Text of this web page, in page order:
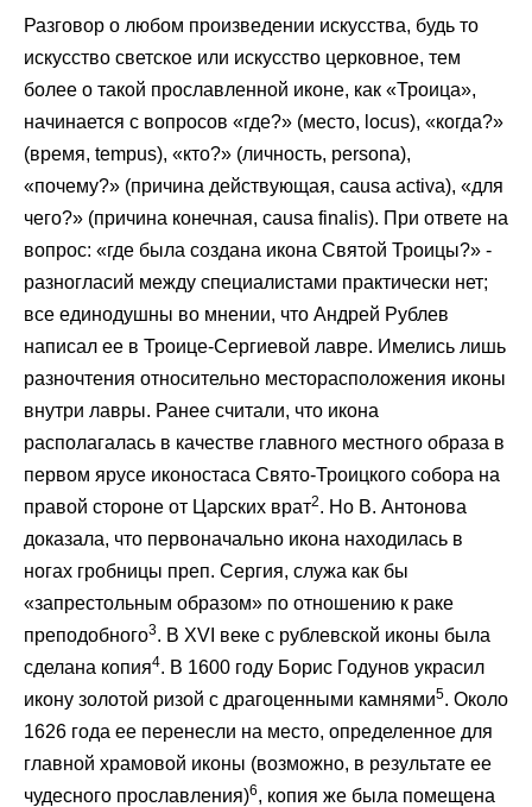
Разговор о любом произведении искусства, будь то
искусство светское или искусство церковное, тем
более о такой прославленной иконе, как «Троица»,
начинается с вопросов «где?» (место, locus), «когда?»
(время, tempus), «кто?» (личность, persona),
«почему?» (причина действующая, causa activa), «для
чего?» (причина конечная, causa finalis). При ответе на
вопрос: «где была создана икона Святой Троицы?» -
разногласий между специалистами практически нет;
все единодушны во мнении, что Андрей Рублев
написал ее в Троице-Сергиевой лавре. Имелись лишь
разночтения относительно месторасположения иконы
внутри лавры. Ранее считали, что икона
располагалась в качестве главного местного образа в
первом ярусе иконостаса Свято-Троицкого собора на
правой стороне от Царских врат2. Но В. Антонова
доказала, что первоначально икона находилась в
ногах гробницы преп. Сергия, служа как бы
«запрестольным образом» по отношению к раке
преподобного3. В XVI веке с рублевской иконы была
сделана копия4. В 1600 году Борис Годунов украсил
икону золотой ризой с драгоценными камнями5. Около
1626 года ее перенесли на место, определенное для
главной храмовой иконы (возможно, в результате ее
чудесного прославления)6, копия же была помещена